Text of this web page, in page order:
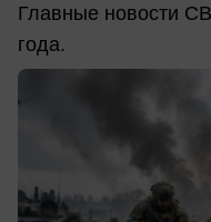
Главные новости
года.